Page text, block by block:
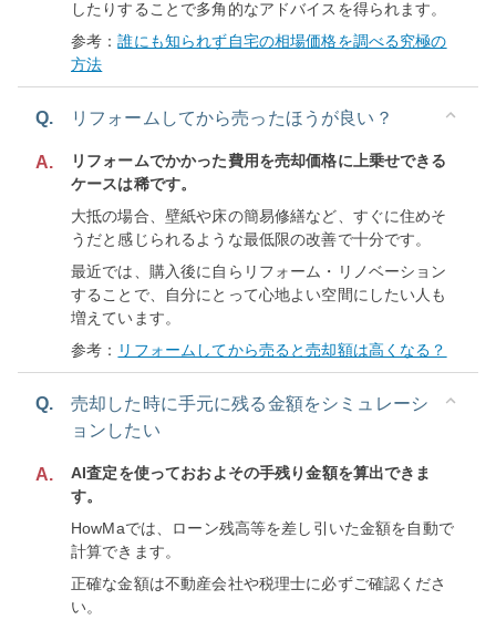
したりすることで多角的なアドバイスを得られます。
参考：誰にも知られず自宅の相場価格を調べる究極の
方法
Q. リフォームしてから売ったほうが良い？
A.
リフォームでかかった費用を売却価格に上乗せできる
ケースは稀です。
大抵の場合、壁紙や床の簡易修繕など、すぐに住めそ
うだと感じられるような最低限の改善で十分です。
最近では、購入後に自らリフォーム・リノベーション
することで、自分にとって心地よい空間にしたい人も
増えています。
参考： リフォームしてから売ると売却額は高くなる？
Q.
売却した時に手元に残る金額をシミュレーシ
ョンしたい
A.
AI査定を使っておおよその手残り金額を算出できま
す。
HowMaでは、ローン残高等を差し引いた金額を自動で
計算できます。
正確な金額は不動産会社や税理士に必ずご確認くださ
い。